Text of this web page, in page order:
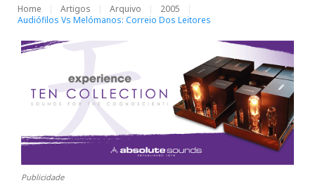
Home Artigos Arquivo
2005
Audiófilos Vs Melómanos: Correio Dos Leitores
Publicidade